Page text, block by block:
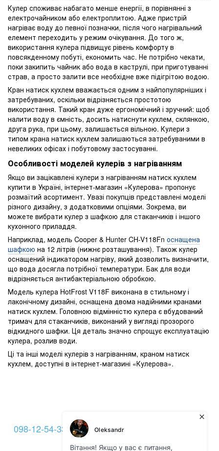
Кулер споживає набагато менше енергії, в порівнянні з
електрочайником або електроплитою. Адже пристрій
нагріває воду до певної позначки, після чого нагрівальний
елемент переходить у режим очікування. До того ж,
використання кулера підвищує рівень комфорту в
повсякденному побуті, економить час. Не потрібно чекати,
поки закипить чайник або вода в каструлі, при приготуванні
страв, а просто залити все необхідне вже підігрітою водою.
Кран натиск кухлем вважається одним з найпопулярніших і
затребуваних, оскільки відрізняється простотою
використання. Такий кран дуже ергономічний і зручний: щоб
налити воду в ємність, досить натиснути кухлем, склянкою,
друга рука, при цьому, залишається вільною. Кулери з
типом крана натиск кухлем залишаються затребуваними в
невеликих офісах і побутовому застосуванні.
Особливості моделей кулерів з нагріванням
Якщо ви зацікавлені кулери з нагріванням натиск кухлем
купити в Україні, інтернет-магазин «Кулерова» пропонує
розмаїтий асортимент. Увазі покупців представлені моделі
різного дизайну, з додатковими опціями. Зокрема, ви
можете вибрати кулер з шафкою для стаканчиків і іншого
кухонного приладдя.
Наприклад, модель Cooper & Hunter CH-V118Fn оснащена
шафкою на 12 літрів (нижнє розташування). Також кулер
оснащений індикатором нагріву, який дозволить визначити,
що вода досягла потрібної температури. Бак для води
відрізняється антибактеріальною обробкою.
Модель кулера HotFrost V118F виконана в стильному і
лаконічному дизайні, оснащена двома надійними кранами
натиск кухлем. Головною відмінністю кулера є вбудований
тримач для стаканчиків, виконаний у вигляді прозорого
відкидного шафки. Ця деталь значно спрощує експлуатацію
кулера, розлив води.
Ці та інші моделі кулерів з нагріванням, краном натиск
кухлем, доступні в інтернет-магазині «Кулерова».
098-12-54-333 093-12-54-333
Контакти